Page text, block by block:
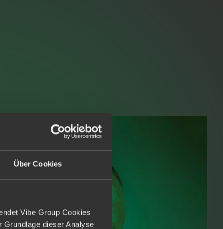
Über Cookies
Vibe Group Cookies
Grundlage dieser Analyse